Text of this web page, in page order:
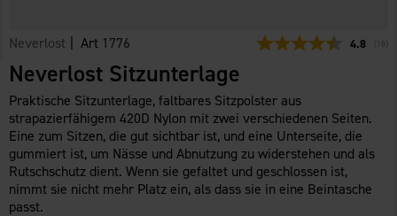
Neverlost | Art 1776 4.8 18
Neverlost Sitzunterlage
Praktische Sitzunterlage, faltbares Sitzpolster aus
strapazierfähigem 420D Nylon mit zwei verschiedenen Seiten.
Eine zum Sitzen, die gut sichtbar ist, und eine Unterseite, die
gummiert ist, um Nässe und Abnutzung zu widerstehen und als
Rutschschutz dient. Wenn sie gefaltet und geschlossen ist,
nimmt sie nicht mehr Platz ein, als dass sie in eine Beintasche
passt.